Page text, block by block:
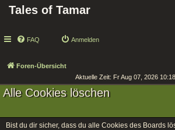
Tales of Tamar
FAQ Anmelden
Foren-Übersicht
Aktuelle Zeit: Fr Aug 07, 2026
Alle Cookies löschen
Bist du dir sicher, dass du alle Cookies des Boards